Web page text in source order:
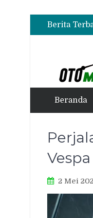
Berita
Beranda
2 Mei